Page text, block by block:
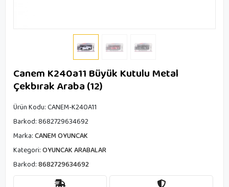
Canem K240a11 Büyük Kutulu Metal
Çekbırak Araba (12)
Ürün Kodu:CANEM-K240A11
Barkod:8682729634692
Marka:CANEM OYUNCAK
Kategori:OYUNCAK ARABALAR
Barkod:8682729634692